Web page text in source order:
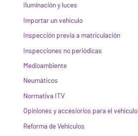
Iluminación y luces
Importar un vehículo
Inspección previa a matriculación
Inspecciones no periódicas
Medioambiente
Neumáticos
Normativa ITV
Opiniones y accesiorios para el vehículo
Reforma de Vehículos